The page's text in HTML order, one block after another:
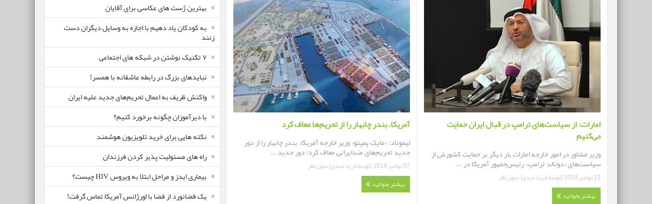
امارات: از سیاست‌های ترامپ در قبال ایران حمایت
می‌کنیم
وزیر مشاور در امور خارجه امارات بار دیگر بر حمایت کشورش از
سیاست‌های «دونالد ترامپ» رئیس‌جمهور آمریکا در ...
12 نوامبر 2018 |توسطفرید عبدی|بدون نظر
بیشتر بخوانید
آمریکا، بندر چابهار را از تحریم‌ها معاف کرد
لیموناد: «مایک پمپئو» وزیر خارجه آمریکا، بندر چابهار را از دور
جدید تحریم‌های ضدایرانی معاف کرد؛ دور جدید ...
07 نوامبر 2018 |توسطفرید عبدی|بدون نظر
بیشتر بخوانید
بهترین ژست های عکاسی برای آقایان
به کودکان یاد دهیم با اجازه به وسایل دیگران دست
زنند
۷ تکنیک نوشتن در شبکه های اجتماعی
نبایدهای بزرگ در رابطه عاشقانه با همسر!
واکنش ظریف به اعمال تحریم‌های جدید علیه ایران
با دیرآموزان چگونه برخورد کنیم؟
نکته هایی برای خرید تلویزیون هوشمند
راه های مسئولیت پذیر کردن فرزندان
بیماری ایدز و مراحل ابتلا به ویروس HIV چیست؟
یک فضانورد از فضا با اورژانس آمریکا تماس گرفت!